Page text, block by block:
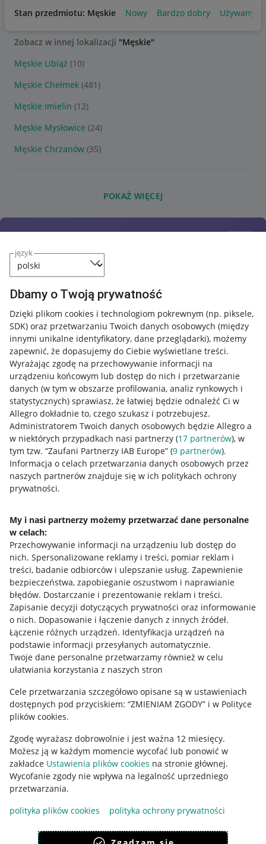
język
Dbamy o Twoją prywatność
Dzięki plikom cookies i technologiom pokrewnym (np. piksele,
SDK) oraz przetwarzaniu Twoich danych osobowych (między
innymi unikalne identyfikatory, dane przeglądarki), możemy
zapewnić, że dopasujemy do Ciebie wyświetlane treści.
Wyrażając zgodę na przechowywanie informacji na
urządzeniu końcowym lub dostęp do nich i przetwarzanie
danych (w tym w obszarze profilowania, analiz rynkowych i
statystycznych) sprawiasz, że łatwiej będzie odnaleźć Ci w
Allegro dokładnie to, czego szukasz i potrzebujesz.
Administratorem Twoich danych osobowych będzie Allegro a
w niektórych przypadkach nasi partnerzy (17 partnerów), w
tym tzw. “Zaufani Partnerzy IAB Europe” (9 partnerów).
Informacja o celach przetwarzania danych osobowych przez
naszych partnerów znajduje się w ich politykach ochrony
prywatności.
My i nasi partnerzy możemy przetwarzać dane personalne
w celach:
Przechowywanie informacji na urządzeniu lub dostęp do
nich. Spersonalizowane reklamy i treści, pomiar reklam i
treści, badanie odbiorców i ulepszanie usług. Zapewnienie
bezpieczeństwa, zapobieganie oszustwom i naprawianie
błędów. Dostarczanie i prezentowanie reklam i treści.
Zapisanie decyzji dotyczących prywatności oraz informowanie
o nich. Dopasowanie i łączenie danych z innych źródeł.
Łączenie różnych urządzeń. Identyfikacja urządzeń na
podstawie informacji przesyłanych automatycznie.
Twoje dane personalne przetwarzamy również w celu
ułatwiania korzystania z naszych stron
Cele przetwarzania szczegółowo opisane są w ustawieniach
dostępnych pod przyciskiem: “ZMIENIAM ZGODY” i w Polityce
plików cookies.
Zgodę wyrażasz dobrowolnie i jest ważna 12 miesięcy.
Możesz ją w każdym momencie wycofać lub ponowić w
zakładce Ustawienia plików cookies na stronie głównej.
Wycofanie zgody nie wpływa na legalność uprzedniego
przetwarzania.
polityka plików cookies
polityka ochrony prywatności
Stan przedmiotu: Męskie Nowy Bardzo dobry Używany
Zobacz w innej lokalizacji "Męskie"
Męskie Libiąż (10)
Męskie Chełmek (481)
Męskie Imielin (12)
Męskie Mysłowice (24)
Męskie Chrzanów (35)
POKAŻ WIĘCEJ
Przydatne informacje
Jak to działa
Allegro Gadane dla sprzedających
Allegro Gadane dla kupujących
Mapa miejscowości
Informacje prawne
Regulamin
Polityka plików "cookies"
Ustawienia plików "cookies"
Udostępnianie lokalizacji
Informacje dla Aktu o Usługach Cyfrowych
Pobierz aplikację